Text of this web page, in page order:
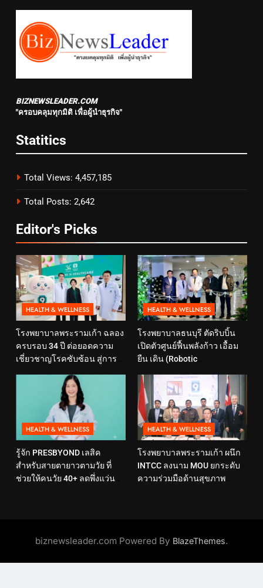
BIZNEWSLEADER.COM
"ครอบคลุมทุกมิติ เพื่อผู้นำธุรกิจ"
Statitics
Total Views: 4,457,185
Total Posts: 2,642
Editor's Picks
HEALTH & WELLNESS
โรงพยาบาลพระรามเก้า ฉลอง
ครบรอบ 34 ปี ต่อยอดความ
เชี่ยวชาญโรคซับซ้อน สู่การ
โจทย์ไลฟ์สไตล์ ภายใต้แนวคิด
“SELF-CARE IS HEALTHCARE”
HEALTH & WELLNESS
โรงพยาบาลธนบุรี ตัดริบบิ้น
เปิดตัวศูนย์ฟื้นพลังก้าว เอื้อม
ยืน เดิน (Robotic
เทคโนโลยีสุดล้ำ หุ่นยนต์ฝึก
เดิน มาเพิ่มประสิทธิภาพ
HEALTH & WELLNESS
รู้จัก PRESBYOND เลสิค
สำหรับสายตายาวตามวัย ที่
ช่วยให้คนวัย 40+ ลดพึ่งแว่น
HEALTH & WELLNESS
โรงพยาบาลพระรามเก้า ผนึก
INTCC ลงนาม MOU ยกระดับ
ความร่วมมือด้านสุขภาพ
biznewsleader.com Powered By BlazeThemes.